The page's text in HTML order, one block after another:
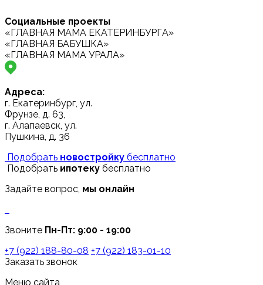
Социальные проекты
«ГЛАВНАЯ МАМА ЕКАТЕРИНБУРГА»
«ГЛАВНАЯ БАБУШКА»
«ГЛАВНАЯ МАМА УРАЛА»
Адреса:
г. Екатеринбург, ул.
Фрунзе, д. 63,
г. Алапаевск, ул.
Пушкина, д. 36
Подобрать новостройку бесплатно
Подобрать ипотеку бесплатно
Задайте вопрос, мы онлайн
Звоните Пн-Пт: 9:00 - 19:00
+7 (922) 188-80-08 +7 (922) 183-01-10
Заказать звонок
Меню сайта